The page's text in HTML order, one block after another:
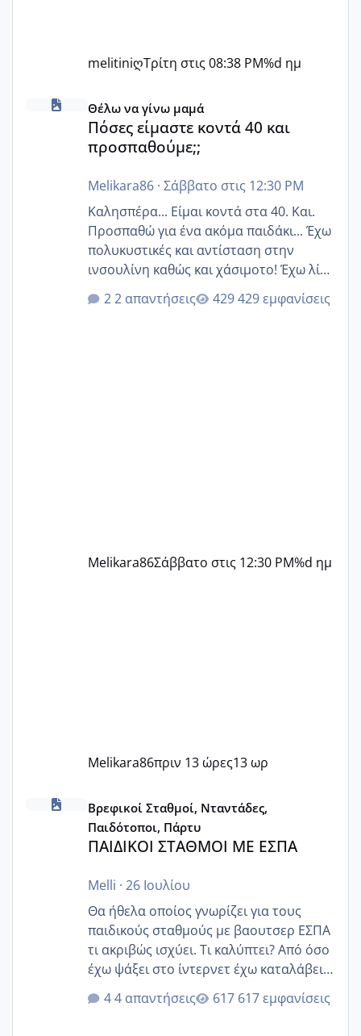
melitiniღΤρίτη στις 08:38 PM%d ημ
Πόσες είμαστε κοντά 40 και προσπαθούμε;;
Θέλω να γίνω μαμά
Πόσες είμαστε κοντά 40 και
προσπαθούμε;;
Melikara86· Σάββατο στις 12:30 PM
Καλησπέρα... Είμαι κοντά στα 40. Και.
Προσπαθώ για ένα ακόμα παιδάκι... Έχω
πολυκυστικές και αντίσταση στην
ινσουλίνη καθώς και χάσιμοτο! Έχω λίγα
κιλά παραπάνω και όσο κ αν προσπαθώ
δεν χάνω εύκολα! Προσπαθώ για ακόμη
2 απαντήσεις 429 εμφανίσεις
Melikara86Σάββατο στις 12:30 PM%d ημ
Melikara86πριν 13 ώρες13 ωρ
ΠΑΙΔΙΚΟΙ ΣΤΑΘΜΟΙ ΜΕ ΕΣΠΑ
Βρεφικοί Σταθμοί, Νταντάδες,
Παιδότοποι, Πάρτυ
ΠΑΙΔΙΚΟΙ ΣΤΑΘΜΟΙ ΜΕ ΕΣΠΑ
Melli · 26 Ιουλίου
Θα ήθελα οποίος γνωρίζει για τους
παιδικούς σταθμούς με βαουτσερ ΕΣΠΑ
τι ακριβώς ισχύει. Τι καλύπτει? Από όσο
έχω ψάξει στο ίντερνετ έχω καταλάβει
ότι το βαουτσερ καλύπτει όλα τα
δίδακτρα και τα τροφεια του ιδιωτικού
4 απαντήσεις 617 εμφανίσεις